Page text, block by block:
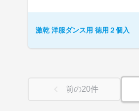
激乾 洋服ダンス用 徳用２個入
前の20件